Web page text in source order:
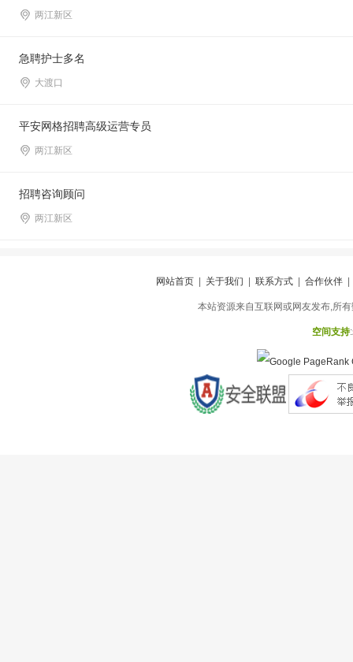
两江新区
急聘护士多名
大渡口
平安网格招聘高级运营专员
两江新区
招聘咨询顾问
两江新区
网站首页| 关于我们 联系方式| 合作伙伴
本站资源来自互联网或网友发布,所
空间支持: